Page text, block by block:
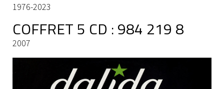
1976-2023
COFFRET 5 CD : 984 219 8
2007